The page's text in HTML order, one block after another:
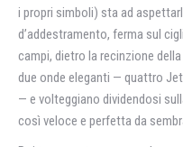
i propri simboli) sta ad
d’addestramento, ferma sul
campi, dietro la recinzione
due onde eleganti — quattro
— e volteggiano dividendosi
così veloce e perfetta da